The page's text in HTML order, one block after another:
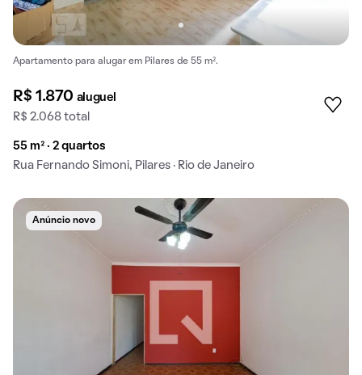
Apartamento para alugar em Pilares de 55 m².
R$ 1.870 aluguel
R$ 2.068 total
55 m² · 2 quartos
Rua Fernando Simoni, Pilares · Rio de Janeiro
Anúncio novo